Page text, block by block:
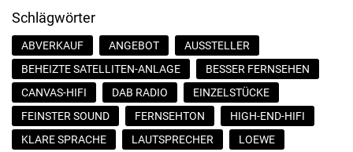
Schlägwörter
ABVERKAUF ANGEBOT
AUSSTELLER
BEHEIZTE SATELLITEN-ANLAGE
BESSER FERNSEHEN
CANVAS-HIFI
DAB RADIO
EINZELSTÜCKE
FEINSTER SOUND
FERNSEHTON
HIGH-END-HIFI
KLARE SPRACHE
LAUTSPRECHER
LOEWE